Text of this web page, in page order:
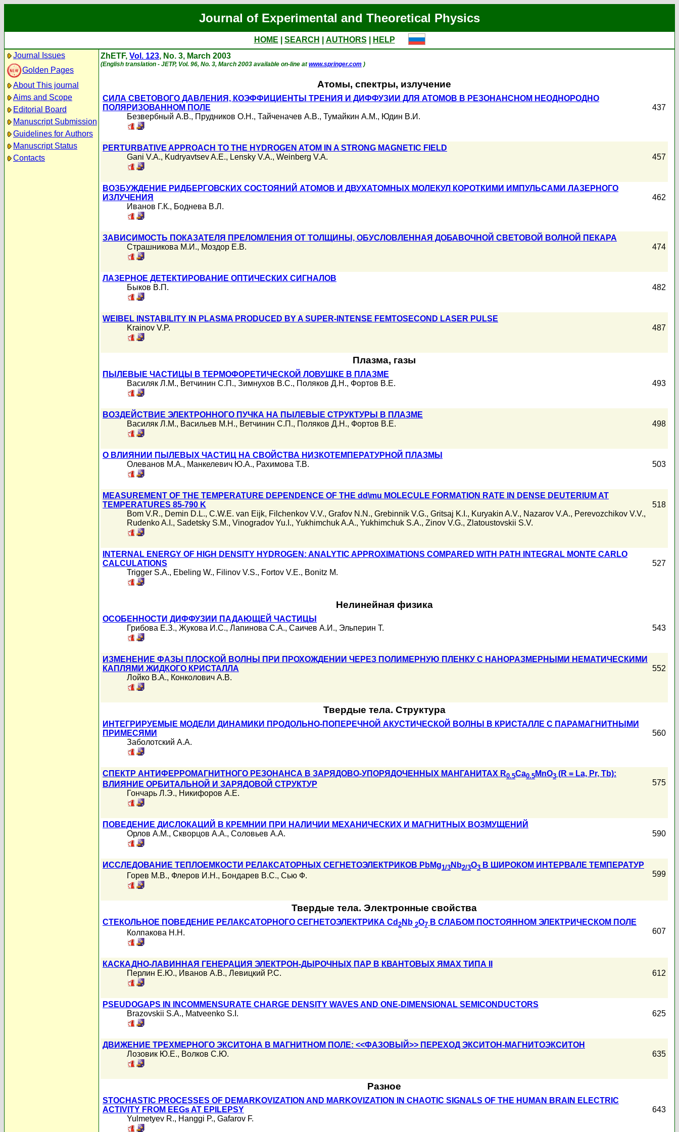
Journal of Experimental and Theoretical Physics
HOME SEARCH AUTHORS
HELP
Journal Issues
Golden Pages
About This journal
Aims and Scope
Editorial Board
Manuscript Submission
Guidelines for Authors
Manuscript Status
Contacts
ZhETF, Vol. 123, No. 3, March 2003
(English translation - JETP, Vol. 96, No. 3, March 2003 available on-line atwww.springer.com )
Атомы, спектры, излучение
СИЛА СВЕТОВОГО ДАВЛЕНИЯ, КОЭФФИЦИЕНТЫ ТРЕНИЯ И ДИФФУЗИИ ДЛЯ АТОМОВ В РЕЗОНАНСНОМ НЕОДНОРОДНО
ПОЛЯРИЗОВАННОМ ПОЛЕ
Безвербный А.В., Прудников О.Н., Тайченачев А.В., Тумайкин А.М., Юдин В.И.
437
PERTURBATIVE APPROACH TO THE HYDROGEN ATOM IN A STRONG MAGNETIC FIELD
Gani V.A., Kudryavtsev A.E., Lensky V.A., Weinberg V.A. 457
ВОЗБУЖДЕНИЕ РИДБЕРГОВСКИХ СОСТОЯНИЙ АТОМОВ И ДВУХАТОМНЫХ МОЛЕКУЛ КОРОТКИМИ ИМПУЛЬСАМИ ЛАЗЕРНОГО
ИЗЛУЧЕНИЯ
Иванов Г.К., Боднева В.Л.
462
ЗАВИСИМОСТЬ ПОКАЗАТЕЛЯ ПРЕЛОМЛЕНИЯ ОТ ТОЛЩИНЫ, ОБУСЛОВЛЕННАЯ ДОБАВОЧНОЙ СВЕТОВОЙ ВОЛНОЙ ПЕКАРА
Страшникова М.И., Моздор Е.В. 474
ЛАЗЕРНОЕ ДЕТЕКТИРОВАНИЕ ОПТИЧЕСКИХ СИГНАЛОВ
Быков В.П.
482
WEIBEL INSTABILITY IN PLASMA PRODUCED BY A SUPER-INTENSE FEMTOSECOND LASER PULSE
Krainov V.P.
487
Плазма, газы
ПЫЛЕВЫЕ ЧАСТИЦЫ В ТЕРМОФОРЕТИЧЕСКОЙ ЛОВУШКЕ В ПЛАЗМЕ
Василяк Л.М., Ветчинин С.П., Зимнухов В.С., Поляков Д.Н., Фортов В.Е. 493
ВОЗДЕЙСТВИЕ ЭЛЕКТРОННОГО ПУЧКА НА ПЫЛЕВЫЕ СТРУКТУРЫ В ПЛАЗМЕ
Василяк Л.М., Васильев М.Н., Ветчинин С.П., Поляков Д.Н., Фортов В.Е. 498
О ВЛИЯНИИ ПЫЛЕВЫХ ЧАСТИЦ НА СВОЙСТВА НИЗКОТЕМПЕРАТУРНОЙ ПЛАЗМЫ
Олеванов М.А., Манкелевич Ю.А., Рахимова Т.В. 503
MEASUREMENT OF THE TEMPERATURE DEPENDENCE OF THE dd\mu MOLECULE FORMATION RATE IN DENSE DEUTERIUM AT
TEMPERATURES 85-790 K
Bom V.R., Demin D.L., C.W.E. van Eijk, Filchenkov V.V., Grafov N.N., Grebinnik V.G., Gritsaj K.I., Kuryakin A.V., Nazarov V.A., Perevozchikov V.V.,
Rudenko A.I., Sadetsky S.M., Vinogradov Yu.I., Yukhimchuk A.A., Yukhimchuk S.A., Zinov V.G., Zlatoustovskii S.V.
518
INTERNAL ENERGY OF HIGH DENSITY HYDROGEN: ANALYTIC APPROXIMATIONS COMPARED WITH PATH INTEGRAL MONTE CARLO
CALCULATIONS
Trigger S.A., Ebeling W., Filinov V.S., Fortov V.E., Bonitz M.
527
Нелинейная физика
ОСОБЕННОСТИ ДИФФУЗИИ ПАДАЮЩЕЙ ЧАСТИЦЫ
Грибова Е.З., Жукова И.С., Лапинова С.А., Саичев А.И., Эльперин Т. 543
ИЗМЕНЕНИЕ ФАЗЫ ПЛОСКОЙ ВОЛНЫ ПРИ ПРОХОЖДЕНИИ ЧЕРЕЗ ПОЛИМЕРНУЮ ПЛЕНКУ С НАНОРАЗМЕРНЫМИ НЕМАТИЧЕСКИМИ
КАПЛЯМИ ЖИДКОГО КРИСТАЛЛА
Лойко В.А., Конколович А.В.
552
Твердые тела. Структура
ИНТЕГРИРУЕМЫЕ МОДЕЛИ ДИНАМИКИ ПРОДОЛЬНО-ПОПЕРЕЧНОЙ АКУСТИЧЕСКОЙ ВОЛНЫ В КРИСТАЛЛЕ С ПАРАМАГНИТНЫМИ
ПРИМЕСЯМИ
Заболотский А.А.
560
СПЕКТР АНТИФЕРРОМАГНИТНОГО РЕЗОНАНСА В ЗАРЯДОВО-УПОРЯДОЧЕННЫХ МАНГАНИТАХ R0.5Ca0.5 MnO3 (R = La, Pr, Tb):
ВЛИЯНИЕ ОРБИТАЛЬНОЙ И ЗАРЯДОВОЙ СТРУКТУР
Гончарь Л.Э., Никифоров А.Е.
575
ПОВЕДЕНИЕ ДИСЛОКАЦИЙ В КРЕМНИИ ПРИ НАЛИЧИИ МЕХАНИЧЕСКИХ И МАГНИТНЫХ ВОЗМУЩЕНИЙ
Орлов А.М., Скворцов А.А., Соловьев А.А. 590
ИССЛЕДОВАНИЕ ТЕПЛОЕМКОСТИ РЕЛАКСАТОРНЫХ СЕГНЕТОЭЛЕКТРИКОВ PbMg1/3 Nb2/3O3 В ШИРОКОМ ИНТЕРВАЛЕ ТЕМПЕРАТУР
Горев М.В., Флеров И.Н., Бондарев В.С., Сью Ф. 599
Твердые тела. Электронные свойства
СТЕКОЛЬНОЕ ПОВЕДЕНИЕ РЕЛАКСАТОРНОГО СЕГНЕТОЭЛЕКТРИКА Cd 2 Nb 2O7 В СЛАБОМ ПОСТОЯННОМ ЭЛЕКТРИЧЕСКОМ ПОЛЕ
Колпакова Н.Н.
607
КАСКАДНО-ЛАВИННАЯ ГЕНЕРАЦИЯ ЭЛЕКТРОН-ДЫРОЧНЫХ ПАР В КВАНТОВЫХ ЯМАХ ТИПА II
Перлин Е.Ю., Иванов А.В., Левицкий Р.С. 612
PSEUDOGAPS IN INCOMMENSURATE CHARGE DENSITY WAVES AND ONE-DIMENSIONAL SEMICONDUCTORS
Brazovskii S.A., Matveenko S.I. 625
ДВИЖЕНИЕ ТРЕХМЕРНОГО ЭКСИТОНА В МАГНИТНОМ ПОЛЕ: <<ФАЗОВЫЙ>> ПЕРЕХОД ЭКСИТОН-МАГНИТОЭКСИТОН
Лозовик Ю.Е., Волков С.Ю. 635
Разное
STOCHASTIC PROCESSES OF DEMARKOVIZATION AND MARKOVIZATION IN CHAOTIC SIGNALS OF THE HUMAN BRAIN ELECTRIC
ACTIVITY FROM EEGs AT EPILEPSY
Yulmetyev R., Hanggi P., Gafarov F.
643